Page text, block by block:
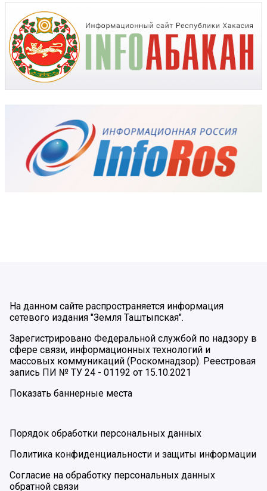
На данном сайте распространяется информация
сетевого издания "Земля Таштыпская".
Зарегистрировано Федеральной службой по надзору в
сфере связи, информационных технологий и
массовых коммуникаций (Роскомнадзор). Реестровая
запись ПИ № ТУ 24 - 01192 от 15.10.2021
Показать баннерные места
Порядок обработки персональных данных
Политика конфиденциальности и защиты информации
Согласие на обработку персональных данных
обратной связи